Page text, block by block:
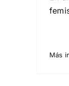
Más